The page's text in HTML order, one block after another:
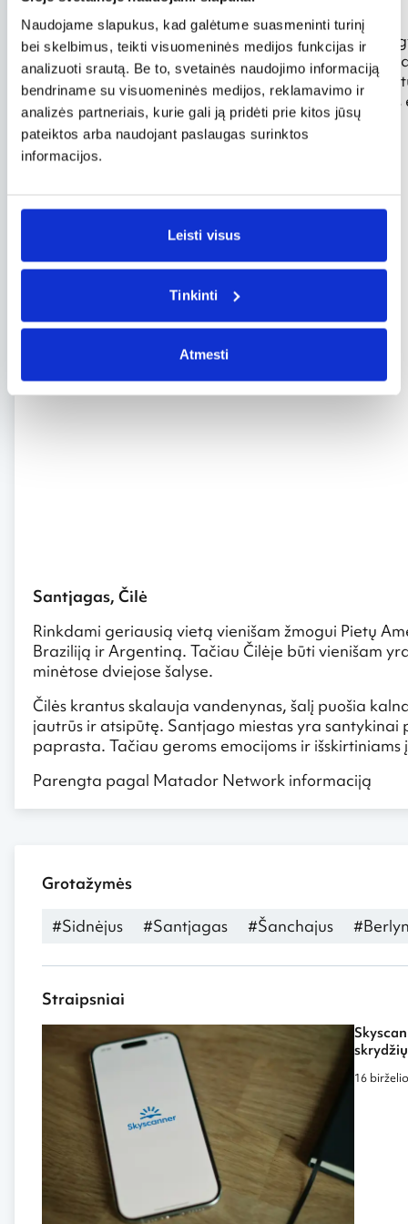
Naudojame slapukus, kad galėtume suasmeninti turinį
bei skelbimus, teikti visuomeninės medijos funkcijas ir
analizuoti srautą. Be to, svetainės naudojimo informaciją
bendriname su visuomeninės medijos, reklamavimo ir
analizės partneriais, kurie gali ją pridėti prie kitos jūsų
pateiktos arba naudojant paslaugas surinktos
informacijos.
Leisti visus
Tinkinti
Atmesti
Sidnėjus, Australija
Teigiama, kad Sidnėjus yra vienas iš jauniausių (jo
Taip pat ir vienas iš pašėliškiausių. Šiame mieste
bare, restorane ar parduotuvėje ir taip gyventi
draugiški žmonės. Tad veiksmas, atrakcijos ir
Santjagas, Čilė
Rinkdami geriausią vietą vienišam žmogui Pietų
Braziliją ir Argentiną. Tačiau Čilėje būti vienišam
minėtose dviejose šalyse.
Čilės krantus skalauja vandenynas, šalį puošia
jautrūs ir atsipūtę. Santjago miestas yra
paprasta. Tačiau geroms emocijoms ir
Parengta pagal Matador Network informaciją
Grotažymės
#Sidnėjus #Santjagas #Šanchajus
Straipsniai
16